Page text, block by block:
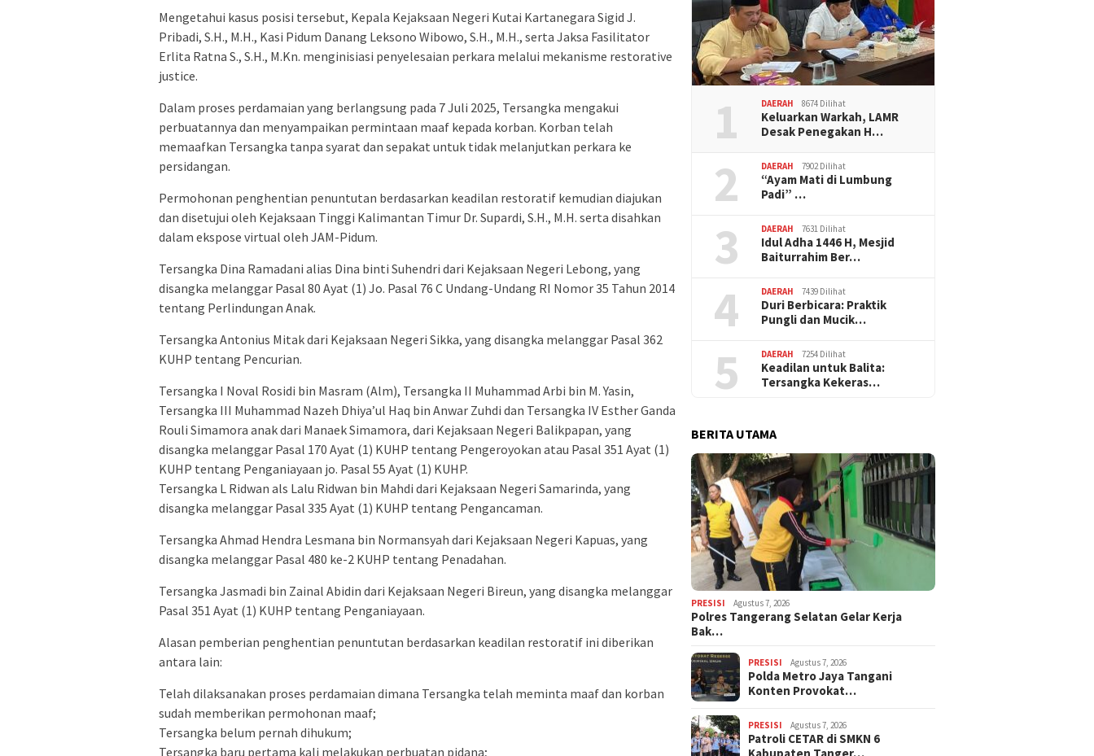
Mengetahui kasus posisi tersebut, Kepala Kejaksaan Negeri Kutai Kartanegara Sigid J.
Pribadi, S.H., M.H., Kasi Pidum Danang Leksono Wibowo, S.H., M.H., serta Jaksa Fasilitator
Erlita Ratna S., S.H., M.Kn. menginisiasi penyelesaian perkara melalui mekanisme restorative
justice.
Dalam proses perdamaian yang berlangsung pada 7 Juli 2025, Tersangka mengakui
perbuatannya dan menyampaikan permintaan maaf kepada korban. Korban telah
memaafkan Tersangka tanpa syarat dan sepakat untuk tidak melanjutkan perkara ke
persidangan.
Permohonan penghentian penuntutan berdasarkan keadilan restoratif kemudian diajukan
dan disetujui oleh Kejaksaan Tinggi Kalimantan Timur Dr. Supardi, S.H., M.H. serta disahkan
dalam ekspose virtual oleh JAM-Pidum.
Tersangka Dina Ramadani alias Dina binti Suhendri dari Kejaksaan Negeri Lebong, yang
disangka melanggar Pasal 80 Ayat (1) Jo. Pasal 76 C Undang-Undang RI Nomor 35 Tahun 2014
tentang Perlindungan Anak.
Tersangka Antonius Mitak dari Kejaksaan Negeri Sikka, yang disangka melanggar Pasal 362
KUHP tentang Pencurian.
Tersangka I Noval Rosidi bin Masram (Alm), Tersangka II Muhammad Arbi bin M. Yasin,
Tersangka III Muhammad Nazeh Dhiya’ul Haq bin Anwar Zuhdi dan Tersangka IV Esther Ganda
Rouli Simamora anak dari Manaek Simamora, dari Kejaksaan Negeri Balikpapan, yang
disangka melanggar Pasal 170 Ayat (1) KUHP tentang Pengeroyokan atau Pasal 351 Ayat (1)
KUHP tentang Penganiayaan jo. Pasal 55 Ayat (1) KUHP.
Tersangka L Ridwan als Lalu Ridwan bin Mahdi dari Kejaksaan Negeri Samarinda, yang
disangka melanggar Pasal 335 Ayat (1) KUHP tentang Pengancaman.
Tersangka Ahmad Hendra Lesmana bin Normansyah dari Kejaksaan Negeri Kapuas, yang
disangka melanggar Pasal 480 ke-2 KUHP tentang Penadahan.
Tersangka Jasmadi bin Zainal Abidin dari Kejaksaan Negeri Bireun, yang disangka melanggar
Pasal 351 Ayat (1) KUHP tentang Penganiayaan.
Alasan pemberian penghentian penuntutan berdasarkan keadilan restoratif ini diberikan
antara lain:
Telah dilaksanakan proses perdamaian dimana Tersangka telah meminta maaf dan korban
sudah memberikan permohonan maaf;
Tersangka belum pernah dihukum;
Tersangka baru pertama kali melakukan perbuatan pidana;
1 DAERAH 8674 Dilihat
Keluarkan Warkah, LAMR
Desak Penegakan H…
2 DAERAH 7902 Dilihat
“Ayam Mati di Lumbung
Padi” …
3 DAERAH 7631 Dilihat
Idul Adha 1446 H, Mesjid
Baiturrahim Ber…
4 DAERAH 7439 Dilihat
Duri Berbicara: Praktik
Pungli dan Mucik…
5 DAERAH 7254 Dilihat
Keadilan untuk Balita:
Tersangka Kekeras…
BERITA UTAMA
PRESISI Agustus 7, 2026
Polres Tangerang Selatan Gelar Kerja
Bak…
PRESISI Agustus 7, 2026
Polda Metro Jaya Tangani
Konten Provokat…
PRESISI Agustus 7, 2026
Patroli CETAR di SMKN 6